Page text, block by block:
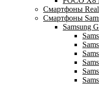
Смартфоны
Смартфоны
Samsung